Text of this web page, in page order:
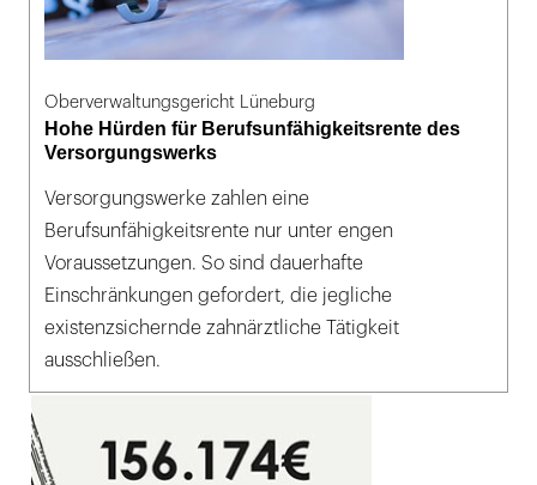
Oberverwaltungsgericht Lüneburg
Hohe Hürden für Berufsunfähigkeitsrente des
Versorgungswerks
Versorgungswerke zahlen eine
Berufsunfähigkeitsrente nur unter engen
Voraussetzungen. So sind dauerhafte
Einschränkungen gefordert, die jegliche
existenzsichernde zahnärztliche Tätigkeit
ausschließen.